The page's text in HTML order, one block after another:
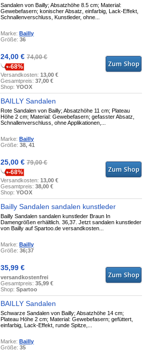
Sandalen von Bailly; Absatzhöhe 8.5 cm; Material:
Gewebefasern; konischer Absatz, einfarbig, Lack-Effekt,
Schnallenverschluss, Kunstleder, ohne...
Marke:Bailly
Größe:36
24,00 €74,00 €
-68%
Versandkosten:13,00 €
Gesamtpreis:37,00 €
Shop:YOOX
BAILLY Sandalen
Rote Sandalen von Bailly; Absatzhöhe 11 cm; Plateau
Höhe 2 cm; Material: Gewebefasern; gefasster Absatz,
Schnallenverschluss, ohne Applikationen,...
Marke:Bailly
Größe:38, 41
25,00 €79,00 €
-68%
Versandkosten:13,00 €
Gesamtpreis:38,00 €
Shop:YOOX
Bailly Sandalen sandalen kunstleder
Bailly Sandalen sandalen kunstleder Braun In
Damengrößen erhältlich. 36,37. Jetzt sandalen kunstleder
von Bailly auf Spartoo.de versandkosten...
Marke:Bailly
Größe:36;37
35,99 €
versandkostenfrei
Gesamtpreis:35,99 €
Shop:Spartoo
BAILLY Sandalen
Schwarze Sandalen von Bailly; Absatzhöhe 14 cm;
Plateau Höhe 2 cm; Material: Gewebefasern; gefüttert,
einfarbig, Lack-Effekt, runde Spitze,...
Marke:Bailly
Größe:35